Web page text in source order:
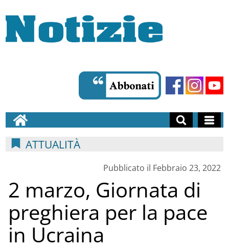
ATTUALITÀ
Pubblicato il Febbraio 23, 2022
2 marzo, Giornata di
preghiera per la pace
in Ucraina